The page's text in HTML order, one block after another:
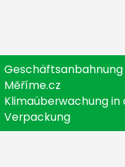
Měříme.cz
Klimaüberwachung in
Verpackung